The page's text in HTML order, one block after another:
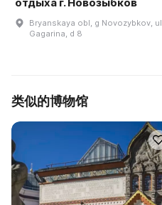
Bryanskaya obl, g Novozybkov, ul
Gagarina, d 8
类似的博物馆